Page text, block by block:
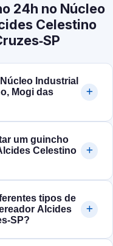
24h no Núcleo
Celestino
Industrial
Mogi das
um guincho
Celestino
tipos de
Alcides